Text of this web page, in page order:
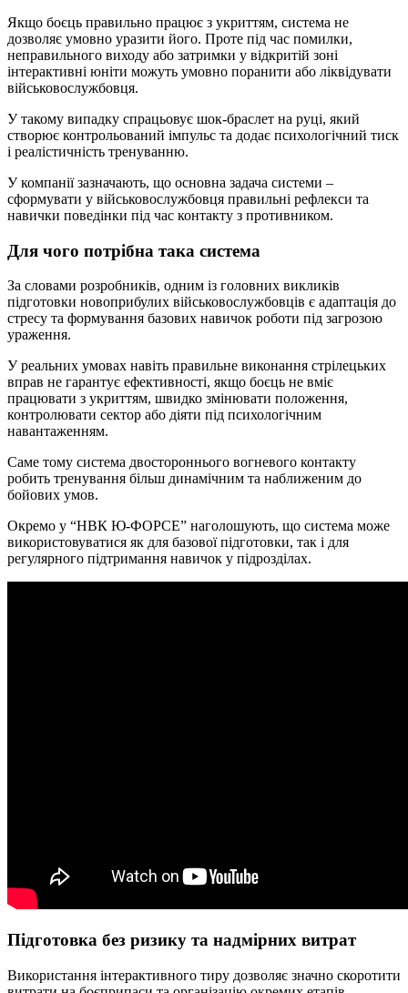
Якщо боєць правильно працює з укриттям, система не
дозволяє умовно уразити його. Проте під час помилки,
неправильного виходу або затримки у відкритій зоні
інтерактивні юніти можуть умовно поранити або ліквідувати
військовослужбовця.
У такому випадку спрацьовує шок-браслет на руці, який
створює контрольований імпульс та додає психологічний тиск
і реалістичність тренуванню.
У компанії зазначають, що основна задача системи –
сформувати у військовослужбовця правильні рефлекси та
навички поведінки під час контакту з противником.
Для чого потрібна така система
За словами розробників, одним із головних викликів
підготовки новоприбулих військовослужбовців є адаптація до
стресу та формування базових навичок роботи під загрозою
ураження.
У реальних умовах навіть правильне виконання стрілецьких
вправ не гарантує ефективності, якщо боєць не вміє
працювати з укриттям, швидко змінювати положення,
контролювати сектор або діяти під психологічним
навантаженням.
Саме тому система двостороннього вогневого контакту
робить тренування більш динамічним та наближеним до
бойових умов.
Окремо у “НВК Ю-ФОРСЕ” наголошують, що система може
використовуватися як для базової підготовки, так і для
регулярного підтримання навичок у підрозділах.
Підготовка без ризику та надмірних витрат
Використання інтерактивного тиру дозволяє значно скоротити